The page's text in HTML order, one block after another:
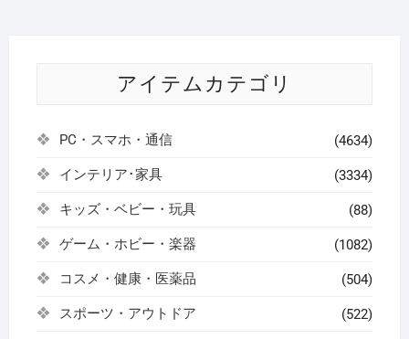
アイテムカテゴリ
PC・スマホ・通信 (4634)
インテリア･家具 (3334)
キッズ・ベビー・玩具 (88)
ゲーム・ホビー・楽器 (1082)
コスメ・健康・医薬品 (504)
スポーツ・アウトドア (522)